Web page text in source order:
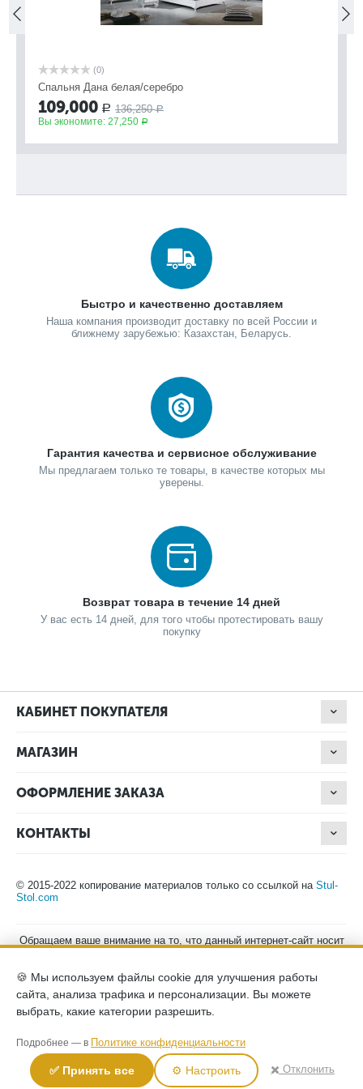
(0)
Спальня Дана белая/серебро
109,000 Р 136,250 Р
Вы экономите: 27,250 Р
Быстро и качественно доставляем
Наша компания производит доставку по всей России и
ближнему зарубежью: Казахстан, Беларусь.
Гарантия качества и сервисное обслуживание
Мы предлагаем только те товары, в качестве которых мы
уверены.
Возврат товара в течение 14 дней
У вас есть 14 дней, для того чтобы протестировать вашу
покупку
КАБИНЕТ ПОКУПАТЕЛЯ
МАГАЗИН
ОФОРМЛЕНИЕ ЗАКАЗА
КОНТАКТЫ
© 2015-2022 копирование материалов только со ссылкой на Stul-
Stol.com
Обращаем ваше внимание на то, что данный интернет-сайт носит
положениями Статьи 437 (2) Гражданского кодекса Российской
Федерации. Для получения подробной информации о наличии и
стоимости указанных товаров, пожалуйста, обращайтесь к
менеджерам компании по телефону.
Политика конфиденциальности
данных согласие на обработку персональных данных
🍪 Мы используем файлы cookie для улучшения работы
сайта, анализа трафика и персонализации. Вы можете
выбрать, какие категории разрешить.
Подробнее — в Политике конфиденциальности
✅ Принять все ⚙️ Настроить ✖️ Отклонить